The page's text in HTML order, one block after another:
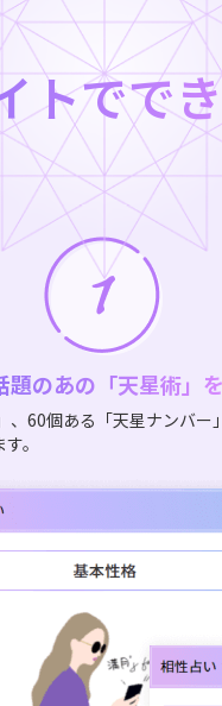
トでで
題のあの「天星術」
60個ある「天星ナンバー
。